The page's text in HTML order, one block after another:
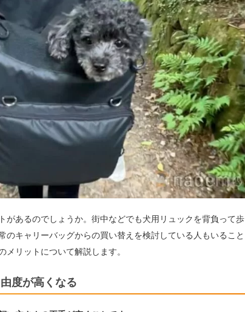
があるのでしょうか。街中などでも犬用リュックを背負って歩
のキャリーバッグからの買い替えを検討している人もいること
リットについて解説します。
度が高くなる